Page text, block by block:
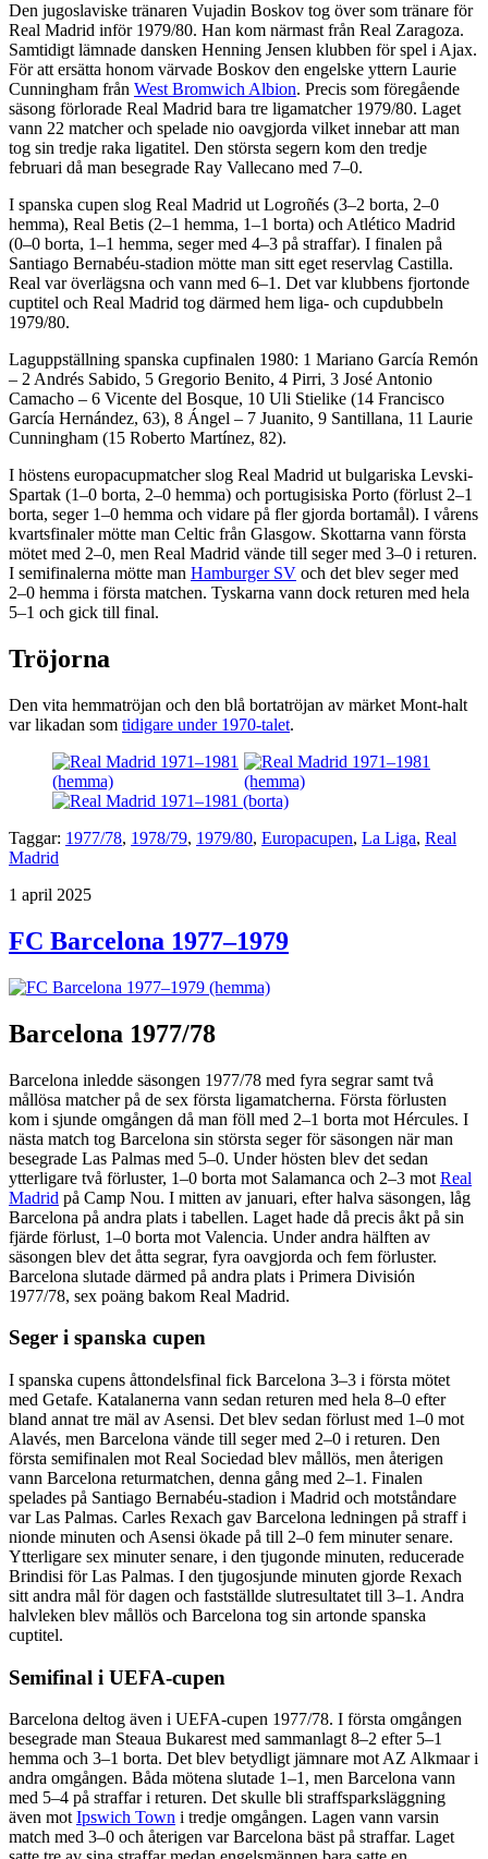
Den jugoslaviske tränaren Vujadin Boskov tog över som tränare för
Real Madrid inför 1979/80. Han kom närmast från Real Zaragoza.
Samtidigt lämnade dansken Henning Jensen klubben för spel i Ajax.
För att ersätta honom värvade Boskov den engelske yttern Laurie
Cunningham från West Bromwich Albion. Precis som föregående
säsong förlorade Real Madrid bara tre ligamatcher 1979/80. Laget
vann 22 matcher och spelade nio oavgjorda vilket innebar att man
tog sin tredje raka ligatitel. Den största segern kom den tredje
februari då man besegrade Ray Vallecano med 7–0.
I spanska cupen slog Real Madrid ut Logroñés (3–2 borta, 2–0
hemma), Real Betis (2–1 hemma, 1–1 borta) och Atlético Madrid
(0–0 borta, 1–1 hemma, seger med 4–3 på straffar). I finalen på
Santiago Bernabéu-stadion mötte man sitt eget reservlag Castilla.
Real var överlägsna och vann med 6–1. Det var klubbens fjortonde
cuptitel och Real Madrid tog därmed hem liga- och cupdubbeln
1979/80.
Laguppställning spanska cupfinalen 1980: 1 Mariano García Remón
– 2 Andrés Sabido, 5 Gregorio Benito, 4 Pirri, 3 José Antonio
Camacho – 6 Vicente del Bosque, 10 Uli Stielike (14 Francisco
García Hernández, 63), 8 Ángel – 7 Juanito, 9 Santillana, 11 Laurie
Cunningham (15 Roberto Martínez, 82).
I höstens europacupmatcher slog Real Madrid ut bulgariska Levski-
Spartak (1–0 borta, 2–0 hemma) och portugisiska Porto (förlust 2–1
borta, seger 1–0 hemma och vidare på fler gjorda bortamål). I vårens
kvartsfinaler mötte man Celtic från Glasgow. Skottarna vann första
mötet med 2–0, men Real Madrid vände till seger med 3–0 i returen.
I semifinalerna mötte man Hamburger SV och det blev seger med
2–0 hemma i första matchen. Tyskarna vann dock returen med hela
5–1 och gick till final.
Tröjorna
Den vita hemmatröjan och den blå bortatröjan av märket Mont-halt
var likadan som tidigare under 1970-talet.
Taggar: 1977/78, 1978/79, 1979/80, Europacupen, La Liga, Real
Madrid
Publicerat
1 april 2025
FC Barcelona 1977–1979
Barcelona 1977/78
Barcelona inledde säsongen 1977/78 med fyra segrar samt två
mållösa matcher på de sex första ligamatcherna. Första förlusten
kom i sjunde omgången då man föll med 2–1 borta mot Hércules. I
nästa match tog Barcelona sin största seger för säsongen när man
besegrade Las Palmas med 5–0. Under hösten blev det sedan
ytterligare två förluster, 1–0 borta mot Salamanca och 2–3 mot Real
Madrid på Camp Nou. I mitten av januari, efter halva säsongen, låg
Barcelona på andra plats i tabellen. Laget hade då precis åkt på sin
fjärde förlust, 1–0 borta mot Valencia. Under andra hälften av
säsongen blev det åtta segrar, fyra oavgjorda och fem förluster.
Barcelona slutade därmed på andra plats i Primera División
1977/78, sex poäng bakom Real Madrid.
Seger i spanska cupen
I spanska cupens åttondelsfinal fick Barcelona 3–3 i första mötet
med Getafe. Katalanerna vann sedan returen med hela 8–0 efter
bland annat tre mäl av Asensi. Det blev sedan förlust med 1–0 mot
Alavés, men Barcelona vände till seger med 2–0 i returen. Den
första semifinalen mot Real Sociedad blev mållös, men återigen
vann Barcelona returmatchen, denna gång med 2–1. Finalen
spelades på Santiago Bernabéu-stadion i Madrid och motståndare
var Las Palmas. Carles Rexach gav Barcelona ledningen på straff i
nionde minuten och Asensi ökade på till 2–0 fem minuter senare.
Ytterligare sex minuter senare, i den tjugonde minuten, reducerade
Brindisi för Las Palmas. I den tjugosjunde minuten gjorde Rexach
sitt andra mål för dagen och fastställde slutresultatet till 3–1. Andra
halvleken blev mållös och Barcelona tog sin artonde spanska
cuptitel.
Semifinal i UEFA-cupen
Barcelona deltog även i UEFA-cupen 1977/78. I första omgången
besegrade man Steaua Bukarest med sammanlagt 8–2 efter 5–1
hemma och 3–1 borta. Det blev betydligt jämnare mot AZ Alkmaar i
andra omgången. Båda mötena slutade 1–1, men Barcelona vann
med 5–4 på straffar i returen. Det skulle bli straffsparksläggning
även motIpswich Town i tredje omgången. Lagen vann varsin
match med 3–0 och återigen var Barcelona bäst på straffar. Laget